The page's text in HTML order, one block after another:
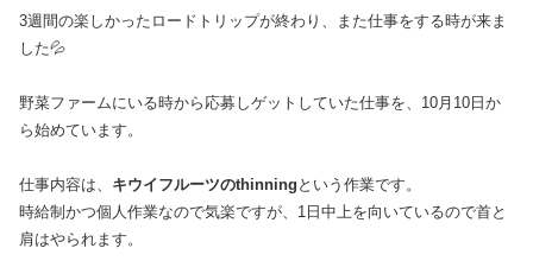
3週間の楽しかったロードトリップが終わり、また仕事をする時が来ま
した💦
野菜ファームにいる時から応募しゲットしていた仕事を、10月10日か
ら始めています。
仕事内容は、 キウイフルーツのthinning という作業です。
時給制かつ個人作業なので気楽ですが、1日中上を向いているので首と
肩はやられます。